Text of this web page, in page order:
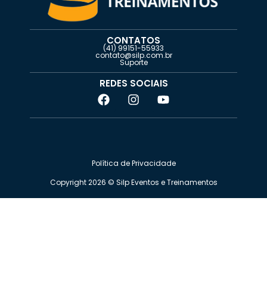
CONTATOS
(41) 99151-55933
contato@silp.com.br
Suporte
REDES SOCIAIS
Política de Privacidade
Copyright 2026 ©️ Silp Eventos e Treinamentos